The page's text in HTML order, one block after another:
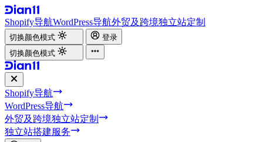
Shopify导航WordPress导航外贸及跨境独立站定制
切换颜色模式
登录
切换颜色模式
Shopify导航
WordPress导航
外贸及跨境独立站定制
独立站搭建服务